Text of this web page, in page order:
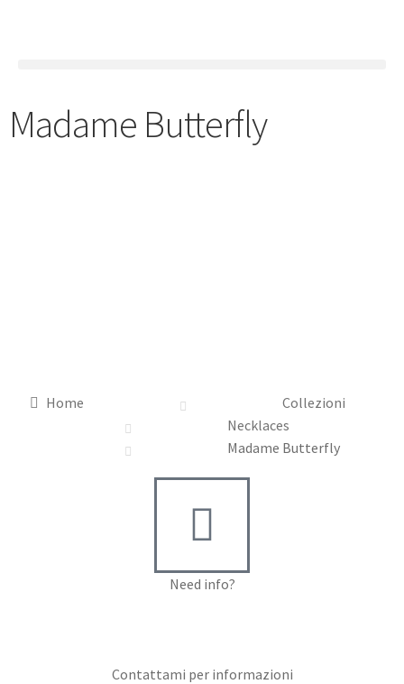
Madame Butterfly
Home
Collezioni
Necklaces
Madame Butterfly
Need info?
Contattami per informazioni